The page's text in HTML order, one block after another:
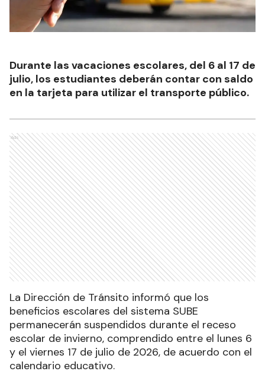
Durante las vacaciones escolares, del 6 al 17 de
julio, los estudiantes deberán contar con saldo
en la tarjeta para utilizar el transporte público.
Ads
La Dirección de Tránsito informó que los
beneficios escolares del sistema SUBE
permanecerán suspendidos durante el receso
escolar de invierno, comprendido entre el lunes 6
y el viernes 17 de julio de 2026, de acuerdo con el
calendario educativo.